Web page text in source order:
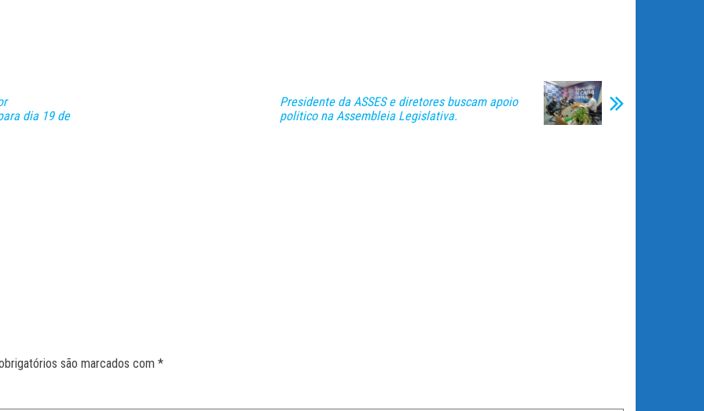
dia 19 de
Presidente da ASSES e diretores buscam apoio
politico na Assembleia Legislativa.
são marcados com *